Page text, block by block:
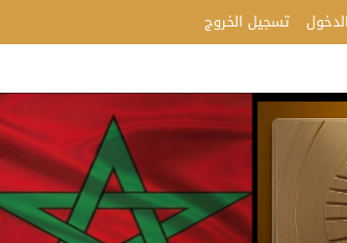
تسجيل الخروج